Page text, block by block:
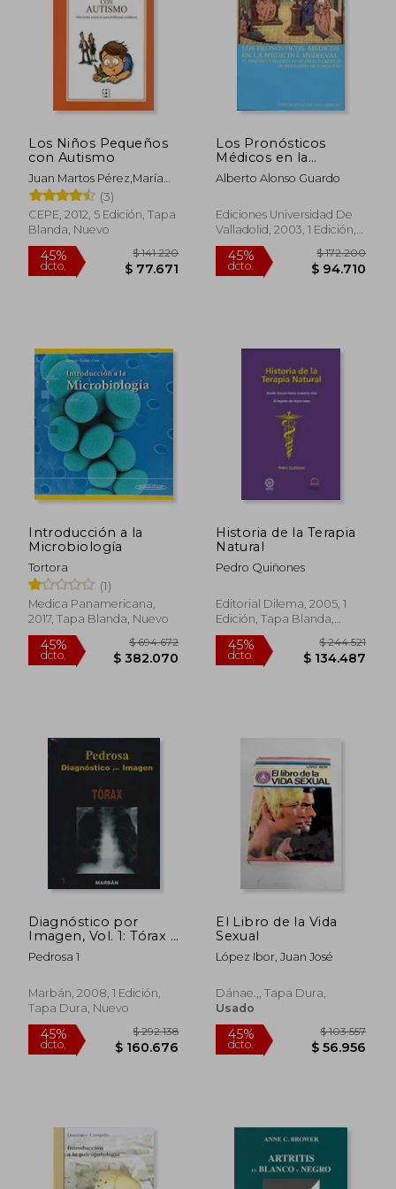
dcto. $ 160.000
10%
dcto.
45%
dcto.
Los Niños Pequeños
con Autismo
Juan Martos Pérez,María
Llorente Comí,Ana
González Navarro
(3)
CEPE, 2012, 5 Edición, Tapa
Blanda, Nuevo
45%
dcto.
$ 141.220
$ 77.671
Los Pronósticos
Médicos en la
Medicina Medieval: El
Tractatus de Crisi et
Bernardo de
Gordonio
Alberto Alonso Guardo
Ediciones Universidad De
Valladolid, 2003, 1 Edición,
Tapa Blanda, Nuevo
45%
dcto.
Introducción a la
Microbiología
Tortora
(1)
Medica Panamericana,
2017, Tapa Blanda, Nuevo
Historia de la Terapia
Natural
Pedro Quiñones
Editorial Dilema, 2005, 1
Edición, Tapa Blanda,
Nuevo
Diagnóstico por
Imagen, Vol. 1: Tórax -
gran formato-
Pedrosa 1
Marbán, 2008, 1 Edición,
Tapa Dura, Nuevo
El Libro de la Vida
Sexual
López Ibor, Juan José
Dánae.,, Tapa Dura,
Usado